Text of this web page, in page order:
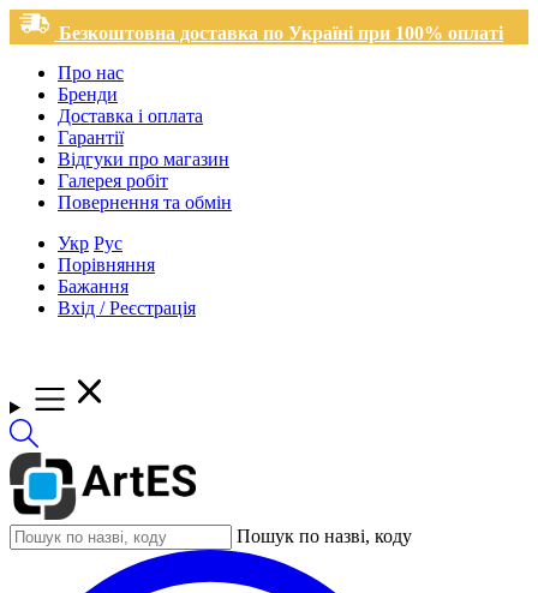
Безкоштовна доставка по Україні при 100% оплаті
Про нас
Бренди
Доставка і оплата
Гарантії
Відгуки про магазин
Галерея робіт
Повернення та обмін
Укр Рус
Порівняння
Бажання
Вхід / Реєстрація
Пошук по назві, коду